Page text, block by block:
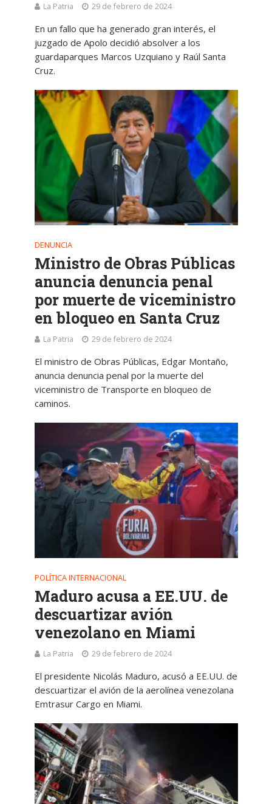
La Patria 29 de febrero de 2024
En un fallo que ha generado gran interés, el
juzgado de Apolo decidió absolver a los
guardaparques Marcos Uzquiano y Raúl Santa
Cruz.
DENUNCIA
Ministro de Obras Públicas
anuncia denuncia penal
por muerte de viceministro
en bloqueo en Santa Cruz
La Patria 29 de febrero de 2024
El ministro de Obras Públicas, Edgar Montaño,
anuncia denuncia penal por la muerte del
viceministro de Transporte en bloqueo de
caminos.
POLÍTICA INTERNACIONAL
Maduro acusa a EE.UU. de
descuartizar avión
venezolano en Miami
La Patria 29 de febrero de 2024
El presidente Nicolás Maduro, acusó a EE.UU. de
descuartizar el avión de la aerolínea venezolana
Emtrasur Cargo en Miami.